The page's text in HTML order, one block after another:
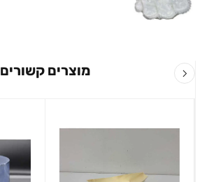
מוצרים קשורים